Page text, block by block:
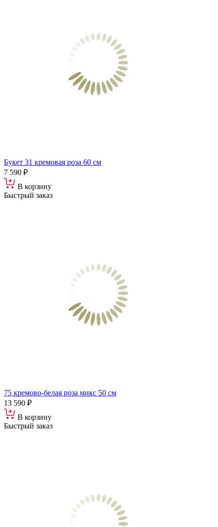
Букет 31 кремовая роза 60 см
7 590 ₽
В корзину
Быстрый заказ
75 кремово-белая роза микс 50 см
13 590 ₽
В корзину
Быстрый заказ